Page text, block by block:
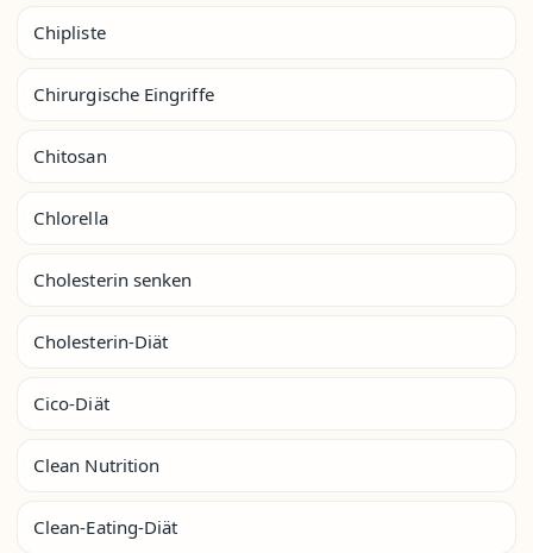
Chipliste
Chirurgische Eingriffe
Chitosan
Chlorella
Cholesterin senken
Cholesterin-Diät
Cico-Diät
Clean Nutrition
Clean-Eating-Diät